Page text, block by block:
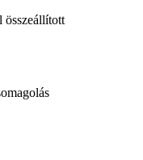
összeállított